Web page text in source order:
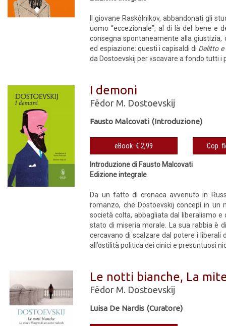
Il giovane Raskòlnikov, abbandonati gli
uomo “eccezionale”, al di là del bene e
consegna spontaneamente alla giustizia,
ed espiazione: questi i capisaldi di Delitto
da Dostoevskij per «scavare a fondo tutti i
I demoni
Fëdor M. Dostoevskij
Fausto Malcovati (Introduzione)
eBook € 2,99
Introduzione di Fausto Malcovati
Edizione integrale
Da un fatto di cronaca avvenuto in
romanzo, che Dostoevskij concepì in un
società colta, abbagliata dal liberalismo
stato di miseria morale. La sua rabbia è
cercavano di scalzare dal potere i liberali
all’ostilità politica dei cinici e presuntuosi
Le notti bianche, La
Fëdor M. Dostoevskij
Luisa De Nardis (Curatore)